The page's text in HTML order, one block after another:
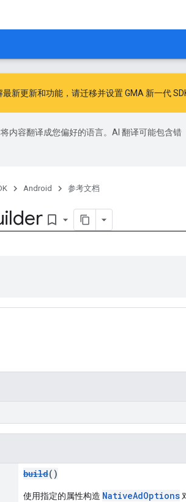
最新更新和功能，请迁移并设置 GMA 新一代
内容翻译成您偏好的语言。AI 翻译可能包含错
Android 参考文档
bookmark_border
build()
使用指定的属性构造 NativeAdOptions